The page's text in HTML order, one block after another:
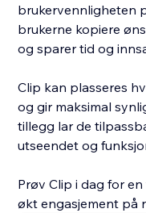
brukervennligheten
brukerne kopiere
og sparer tid og
Clip kan plasseres
og gir maksimal
tillegg lar de
utseendet og
Prøv Clip i dag for
økt engasjement på